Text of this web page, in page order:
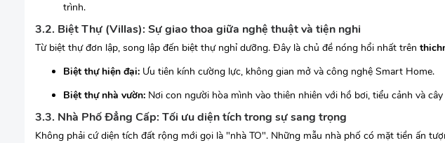
trình.
3.2. Biệt Thự (Villas): Sự giao thoa giữa nghệ thuật và tiện nghi
Từ biệt thự đơn lập, song lập đến biệt thự nghỉ dưỡng. Đây là chủ đề nóng hổi nhất trên
Biệt thự hiện đại: Ưu tiên kính cường lực, không gian mở và công nghệ Smart Home.
Biệt thự nhà vườn: Nơi con người hòa mình vào thiên nhiên với hồ bơi, tiểu cảnh và cây
3.3. Nhà Phố Đẳng Cấp: Tối ưu diện tích trong sự sang trọng
Không phải cứ diện tích đất rộng mới gọi là "nhà TO". Những mẫu nhà phố có mặt tiền ấn